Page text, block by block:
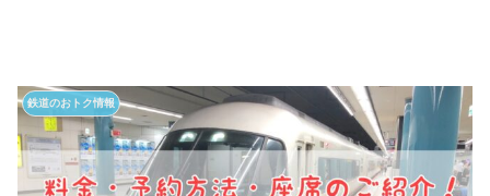
鉄道のおトク情報